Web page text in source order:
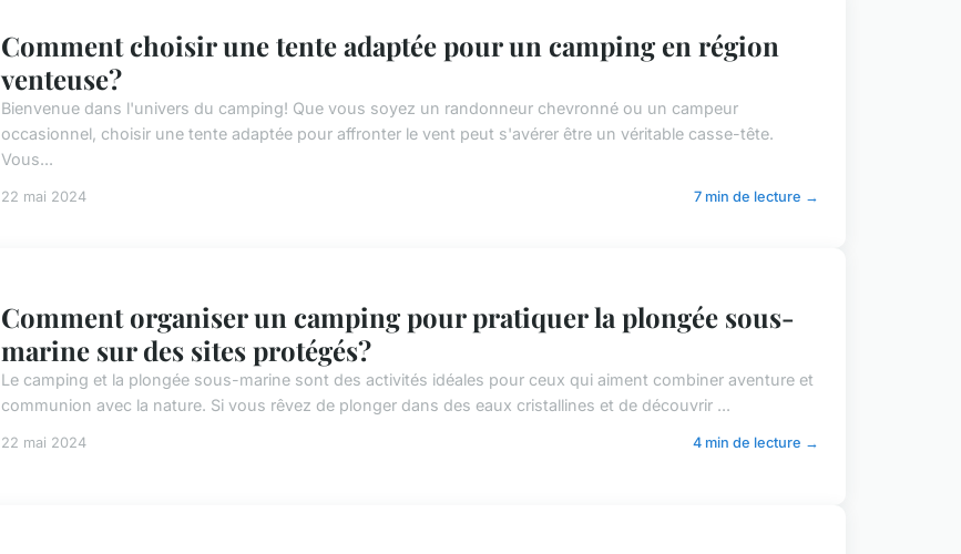
Comment choisir une tente adaptée pour un camping en région
venteuse?
Bienvenue dans l'univers du camping! Que vous soyez un randonneur chevronné ou un campeur
occasionnel, choisir une tente adaptée pour affronter le vent peut s'avérer être un véritable casse-tête.
Vous...
22 mai 2024 7 min de lecture →
Comment organiser un camping pour pratiquer la plongée sous-
marine sur des sites protégés?
Le camping et la plongée sous-marine sont des activités idéales pour ceux qui aiment combiner aventure et
communion avec la nature. Si vous rêvez de plonger dans des eaux cristallines et de découvrir ...
22 mai 2024 4 min de lecture →